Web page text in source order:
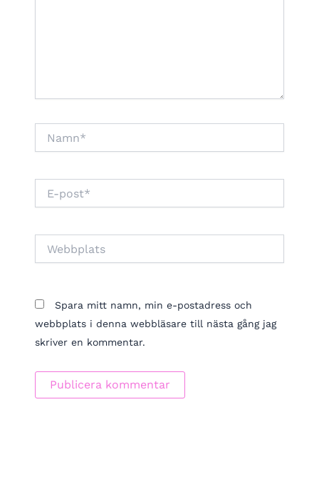
post*
Spara mitt namn, min e-postadress och
webbplats i denna webbläsare till nästa gång jag
skriver en kommentar.